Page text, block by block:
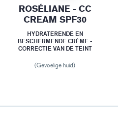
ROSÉLIANE - CC
CREAM SPF30
HYDRATERENDE EN
BESCHERMENDE CRÈME -
CORRECTIE VAN DE TEINT
(Gevoelige huid)